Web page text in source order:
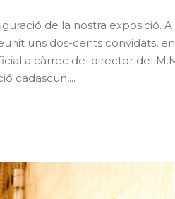
de la nostra exposició. A
uns dos-cents convidats,
a càrrec del director del
cadascun,...